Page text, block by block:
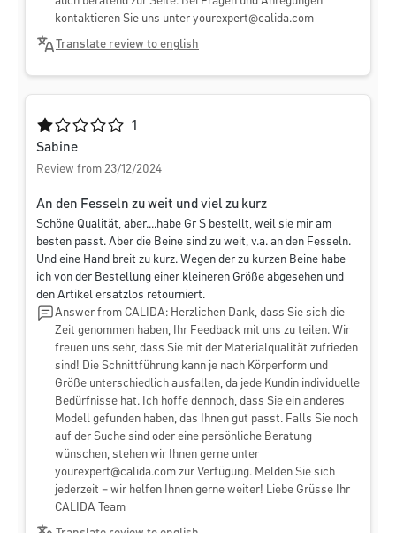
kontaktieren Sie uns unter yourexpert@calida.com
Translate review to english
Average rating of 1 out of 5 stars
1
Sabine
Review from 23/12/2024
An den Fesseln zu weit und viel zu kurz
Schöne Qualität, aber....habe Gr S bestellt, weil sie mir am
besten passt. Aber die Beine sind zu weit, v.a. an den Fesseln.
Und eine Hand breit zu kurz. Wegen der zu kurzen Beine habe
ich von der Bestellung einer kleineren Größe abgesehen und
den Artikel ersatzlos retourniert.
Answer from CALIDA: Herzlichen Dank, dass Sie sich die
Zeit genommen haben, Ihr Feedback mit uns zu teilen. Wir
freuen uns sehr, dass Sie mit der Materialqualität zufrieden
sind! Die Schnittführung kann je nach Körperform und
Größe unterschiedlich ausfallen, da jede Kundin individuelle
Bedürfnisse hat. Ich hoffe dennoch, dass Sie ein anderes
Modell gefunden haben, das Ihnen gut passt. Falls Sie noch
auf der Suche sind oder eine persönliche Beratung
wünschen, stehen wir Ihnen gerne unter
yourexpert@calida.com zur Verfügung. Melden Sie sich
jederzeit – wir helfen Ihnen gerne weiter! Liebe Grüsse Ihr
CALIDA Team